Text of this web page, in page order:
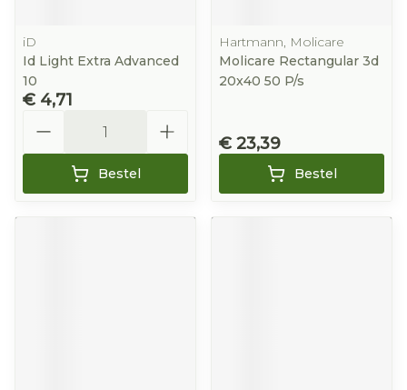
iD
Id Light Extra Advanced
10
€ 4,71
Bestel
Hartmann, Molicare
Molicare Rectangular 3d
20x40 50 P/s
€ 23,39
Bestel